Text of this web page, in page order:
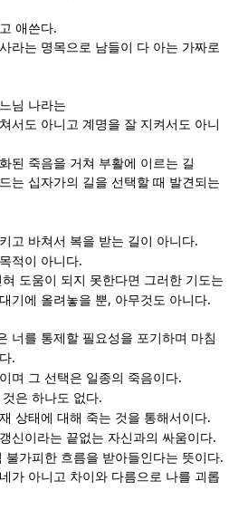
애쓴다.
라는 명목으로 남들이 다 아는 가짜로
님 나라는
서도 아니고 계명을 잘 지켜서도 아니
된 죽음을 거쳐 부활에 이르는 길
는 십자가의 길을 선택할 때 발견되는
고 바쳐서 복을 받는 길이 아니다.
적이 아니다.
도움이 되지 못한다면 그러한 기도는
기에 올려놓을 뿐, 아무것도 아니다.
너를 통제할 필요성을 포기하며 마침
.
며 그 선택은 일종의 죽음이다.
은 하나도 없다.
상태에 대해 죽는 것을 통해서이다.
신이라는 끝없는 자신과의 싸움이다.
불가피한 흐름을 받아들인다는 뜻이다.
가 아니고 차이와 다름으로 나를 괴롭